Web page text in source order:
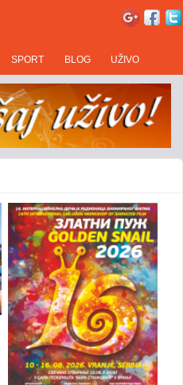
SPORT BLOG UŽIVO